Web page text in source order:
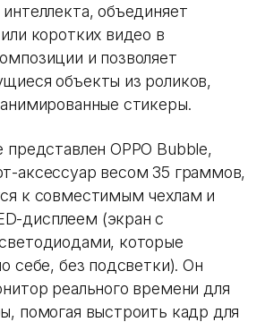
объединяет
коротких видео в
и позволяет
объекты из роликов,
стикеры.
представлен OPPO Bubble,
аксессуар весом 35 граммов,
к совместимым чехлам и
дисплеем (экран с
которые
себе, без подсветки). Он
реального времени для
помогая выстроить кадр для